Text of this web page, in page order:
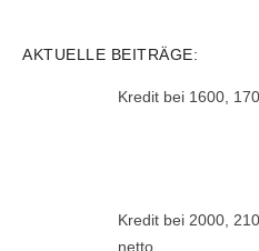
AKTUELLE BEITRÄGE:
Kredit bei 1600,
Kredit bei 2000,
netto